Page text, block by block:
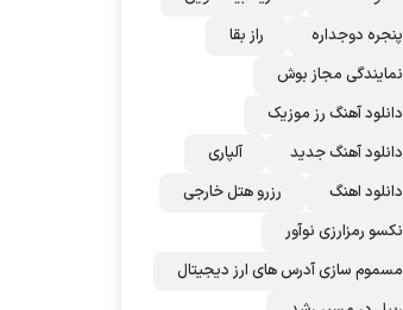
پنجره دوجداره
راز بقا
نمایندگی مجاز بوش
دانلود آهنگ رز‌ موزیک
دانلود آهنگ جدید
آلپاری
دانلود اهنگ
رزرو هتل خارجی
نکسو رمزارزی نوآور
مسموم سازی آدرس های ارز دیجیتال